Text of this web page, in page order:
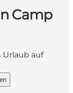
Camp
Urlaub auf
Camp Møns
Camp Møns Klint